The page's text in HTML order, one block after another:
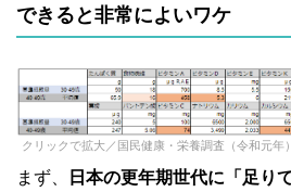
できると非常によいワケ
クリックで拡大／国民健康・栄養調査（令和元年
まず、 日本の更年期世代に「足り